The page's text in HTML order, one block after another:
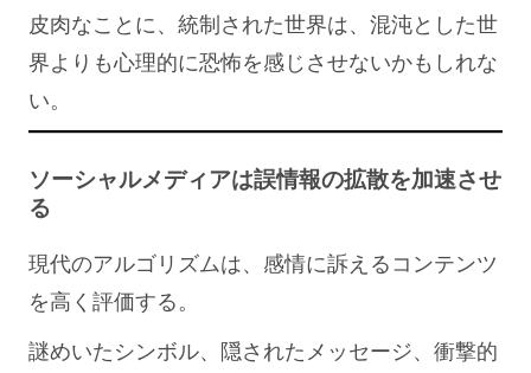
皮肉なことに、統制された世界は、混沌とした世
界よりも心理的に恐怖を感じさせないかもしれな
い。
ソーシャルメディアは誤情報の拡散を加速させ
る
現代のアルゴリズムは、感情に訴えるコンテンツ
を高く評価する。
謎めいたシンボル、隠されたメッセージ、衝撃的